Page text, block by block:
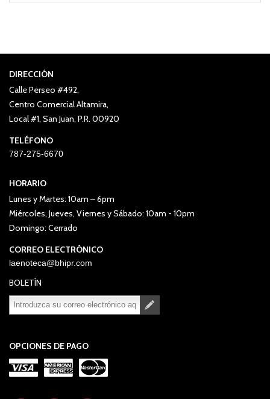
DIRECCIÓN
Calle Perseo #492,
Centro Comercial Altamira,
Local #1, San Juan, P.R. 00920
TELÉFONO
787-275-6670
HORARIO
Lunes y Martes: 10am – 6pm
Miércoles, Jueves, Viernes y Sábado: 10am - 10pm
Domingo: Cerrado
CORREO ELECTRÓNICO
laenoteca@bhipr.com
BOLETÍN
OPCIONES DE PAGO